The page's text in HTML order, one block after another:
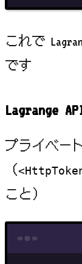
これで
です
Lagrange
プライベー
（
こと）